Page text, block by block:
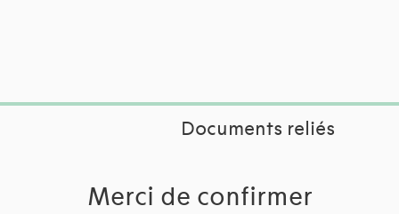
Documents reliés
Merci de confirmer